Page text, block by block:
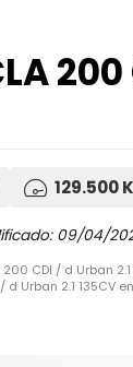
129.500
09/04/
200 CDI / d Urban
/ d Urban 2.1